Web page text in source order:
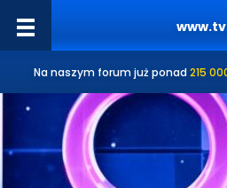
Na naszym forum już ponad 215